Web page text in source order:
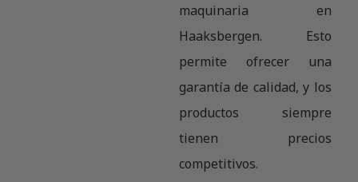
maquinaria en
Haaksbergen. Esto
permite ofrecer una
garantía de calidad, y los
productos siempre
tienen precios
competitivos.